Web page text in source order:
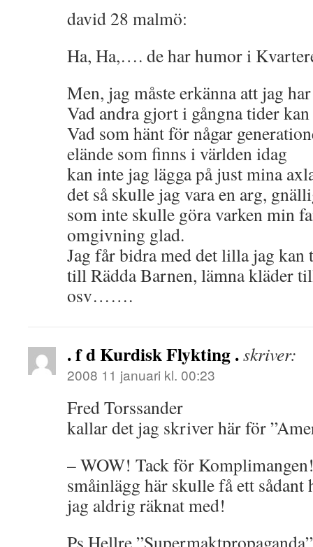
david 28 malmö:
Ha, Ha,…. de har humor i
Men, jag måste erkänna att jag
Vad andra gjort i gångna tider
Vad som hänt för någar
elände som finns i världen idag
kan inte jag lägga på just mina
det så skulle jag vara en arg,
som inte skulle göra varken min
omgivning glad.
Jag får bidra med det lilla jag
till Rädda Barnen, lämna kläder
osv…….
. f d Kurdisk Flykting .skriver:
2008 11 januari kl. 00:23
Fred Torssander
kallar det jag skriver här för
– WOW! Tack för
småinlägg här skulle få ett sådant
jag aldrig räknat med!
Ps Hellre